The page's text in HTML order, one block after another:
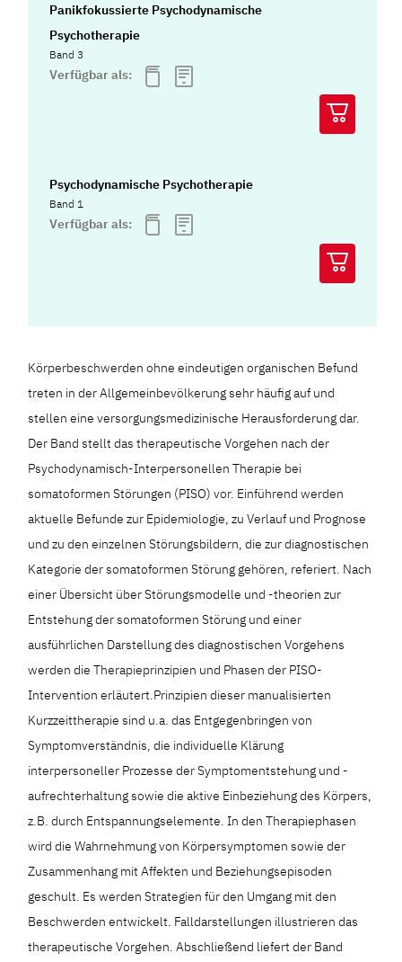
Panikfokussierte Psychodynamische
Psychotherapie
Band 3
Verfügbar als:
Psychodynamische Psychotherapie
Band 1
Verfügbar als:
Körperbeschwerden ohne eindeutigen organischen Befund
treten in der Allgemeinbevölkerung sehr häufig auf und
stellen eine versorgungsmedizinische Herausforderung dar.
Der Band stellt das therapeutische Vorgehen nach der
Psychodynamisch-Interpersonellen Therapie bei
somatoformen Störungen (PISO) vor. Einführend werden
aktuelle Befunde zur Epidemiologie, zu Verlauf und Prognose
und zu den einzelnen Störungsbildern, die zur diagnostischen
Kategorie der somatoformen Störung gehören, referiert. Nach
einer Übersicht über Störungsmodelle und -theorien zur
Entstehung der somatoformen Störung und einer
ausführlichen Darstellung des diagnostischen Vorgehens
werden die Therapieprinzipien und Phasen der PISO-
Intervention erläutert.Prinzipien dieser manualisierten
Kurzzeittherapie sind u.a. das Entgegen­bringen von
Symptomverständnis, die individuelle Klärung
interpersoneller Prozesse der Symptomentstehung und -
aufrechterhaltung sowie die aktive Einbeziehung des Körpers,
z.B. durch Entspannungselemente. In den Therapiephasen
wird die Wahrnehmung von Körpersymptomen sowie der
Zusammenhang mit Affekten und Beziehungsepisoden
geschult. Es werden Strategien für den Umgang mit den
Beschwerden entwickelt. Falldarstellungen illustrieren das
therapeutische Vorgehen. Abschließend liefert der Band